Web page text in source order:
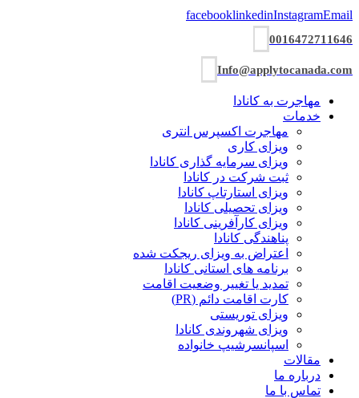
facebooklinkedinInstagramEmail
0016472711646
Info@applytocanada.com
مهاجرت به کانادا
خدمات
مهاجرت اکسپرس انتری
ویزای کاری
ویزای سرمایه گذاری کانادا
ثبت شرکت در کانادا
ویزای استارتاپ کانادا
ویزای تحصیلی کانادا
ویزای کارآفرینی کانادا
پناهندگی کانادا
اعتراض به ویزای ریجکت شده
برنامه های استانی کانادا
تمدید یا تغییر وضعیت اقامت
کارت اقامت دائم (PR)
ویزای توریستی
ویزای شھروندی کانادا
اسپانسرشیپ خانواده
مقالات
درباره ما
تماس با ما